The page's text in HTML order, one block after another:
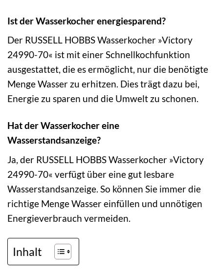
Ist der Wasserkocher energiesparend?
Der RUSSELL HOBBS Wasserkocher »Victory
24990-70« ist mit einer Schnellkochfunktion
ausgestattet, die es ermöglicht, nur die benötigte
Menge Wasser zu erhitzen. Dies trägt dazu bei,
Energie zu sparen und die Umwelt zu schonen.
Hat der Wasserkocher eine
Wasserstandsanzeige?
Ja, der RUSSELL HOBBS Wasserkocher »Victory
24990-70« verfügt über eine gut lesbare
Wasserstandsanzeige. So können Sie immer die
richtige Menge Wasser einfüllen und unnötigen
Energieverbrauch vermeiden.
Inhalt